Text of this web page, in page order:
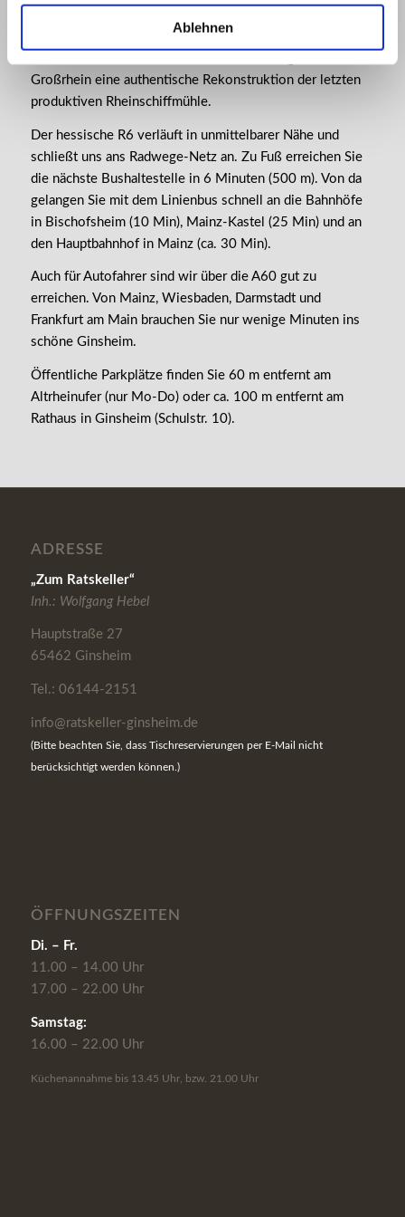
Ablehnen
Boots-, Kanu- und SUP-Verleih. Außerdem befindet sich
Großrhein eine authentische Rekonstruktion der letzten
produktiven Rheinschiffmühle.
Der hessische R6 verläuft in unmittelbarer Nähe und
schließt uns ans Radwege-Netz an. Zu Fuß erreichen Sie
die nächste Bushaltestelle in 6 Minuten (500 m). Von da
gelangen Sie mit dem Linienbus schnell an die Bahnhöfe
in Bischofsheim (10 Min), Mainz-Kastel (25 Min) und an
den Hauptbahnhof in Mainz (ca. 30 Min).
Auch für Autofahrer sind wir über die A60 gut zu
erreichen. Von Mainz, Wiesbaden, Darmstadt und
Frankfurt am Main brauchen Sie nur wenige Minuten ins
schöne Ginsheim.
Öffentliche Parkplätze finden Sie 60 m entfernt am
Altrheinufer (nur Mo-Do) oder ca. 100 m entfernt am
Rathaus in Ginsheim (Schulstr. 10).
ADRESSE
„Zum Ratskeller“
Inh.: Wolfgang Hebel
Hauptstraße 27
65462 Ginsheim
Tel.: 06144-2151
info@ratskeller-ginsheim.de
(Bitte beachten Sie, dass Tischreservierungen per E-Mail nicht
berücksichtigt werden können.)
ÖFFNUNGSZEITEN
Di. – Fr.
11.00 – 14.00 Uhr
17.00 – 22.00 Uhr
Samstag:
16.00 – 22.00 Uhr
Küchenannahme bis 13.45 Uhr, bzw. 21.00 Uhr